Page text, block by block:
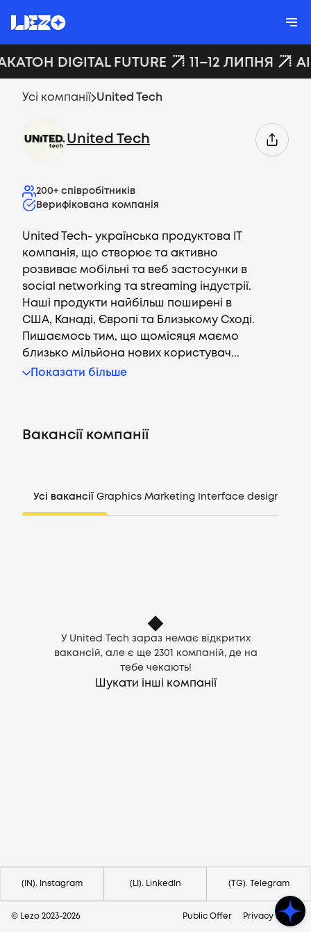
UA
DIGITAL FUTURE 11–12 ЛИПНЯ
Усі компанії United Tech
United Tech
200+ співробітників
Верифікована компанія
United Tech- українська продуктова IT
компанія, що створює та активно
розвиває мобільні та веб застосунки в
social networking та streaming індустрії.
Наші продукти найбільш поширені в
США, Канаді, Європі та Близькому Сході.
Пишаємось тим, що щомісяця маємо
близько мільйона нових користувач...
Показати більше
Вакансії компанії
Усі вакансії Graphics Marketing Interface design
У United Tech зараз немає відкритих
вакансій, але є ще 2301
компаній, де на
тебе чекають!
Шукати інші компанії
(IN). Instagram (LI). LinkedIn (TG). Telegram
© Lezo 2023-2026 Public Offer Privacy Policy